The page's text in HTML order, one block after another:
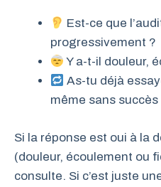
Est-ce que
progressivement ?
Y a-t-il douleur,
As-tu déjà
même sans succès
Si la réponse est oui à la
(douleur, écoulement ou
consulte. Si c’est juste